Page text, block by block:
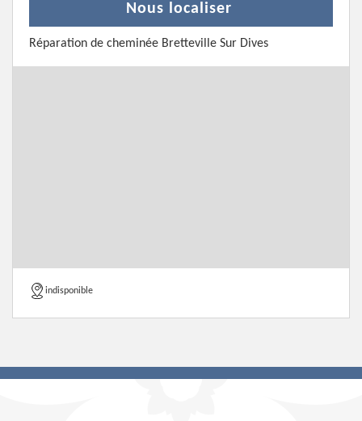
Nous localiser
Réparation de cheminée Bretteville Sur Dives
indisponible